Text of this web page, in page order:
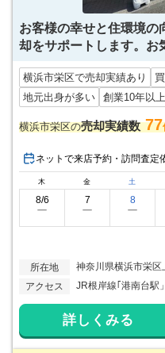
お客様の幸せと住環境の
却をサポートします。お
横浜市栄区で売却実績あり
地元出身が多い
創業10年以上
横浜市栄区の売却実績数 77
ネットで来店予約・訪問査定
木 金 土
8/6
ー
7
ー
8
ー
所在地
神奈川県横浜市栄
アクセス
JR根岸線｢港南台駅
詳しくみる